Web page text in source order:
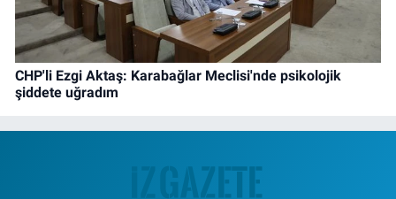
CHP'li Ezgi Aktaş: Karabağlar Meclisi'nde psikolojik
şiddete uğradım